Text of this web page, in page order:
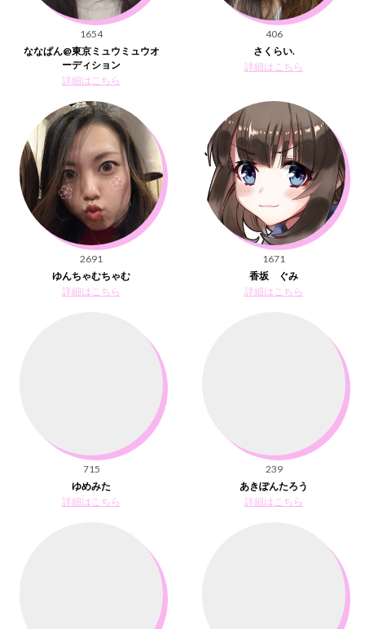
1654
ななぱん@東京ミュウミュウオ
ーディション
詳細はこちら
406
さくらい.
詳細はこちら
2691
ゆんちゃむちゃむ
詳細はこちら
1671
香坂 ぐみ
詳細はこちら
715
ゆめみた
詳細はこちら
239
あきぽんたろう
詳細はこちら